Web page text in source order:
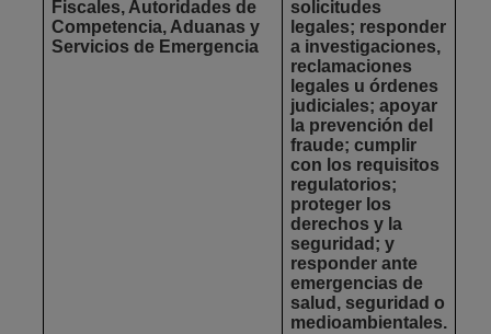
Fiscales, Autoridades de
Competencia, Aduanas y
Servicios de Emergencia
solicitudes
legales; responder
a investigaciones,
reclamaciones
legales u órdenes
judiciales; apoyar
la prevención del
fraude; cumplir
con los requisitos
regulatorios;
proteger los
derechos y la
seguridad; y
responder ante
emergencias de
salud, seguridad o
medioambientales.